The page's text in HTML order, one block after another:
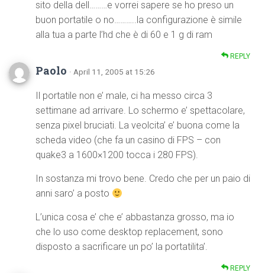
sito della dell………e vorrei sapere se ho preso un
buon portatile o no………..la configurazione è simile
alla tua a parte l’hd che è di 60 e 1 g di ram
REPLY
Paolo · April 11, 2005 at 15:26
Il portatile non e’ male, ci ha messo circa 3
settimane ad arrivare. Lo schermo e’ spettacolare,
senza pixel bruciati. La veolcita’ e’ buona come la
scheda video (che fa un casino di FPS – con
quake3 a 1600×1200 tocca i 280 FPS).
In sostanza mi trovo bene. Credo che per un paio di
anni saro’ a posto
L’unica cosa e’ che e’ abbastanza grosso, ma io
che lo uso come desktop replacement, sono
disposto a sacrificare un po’ la portatilita’.
REPLY